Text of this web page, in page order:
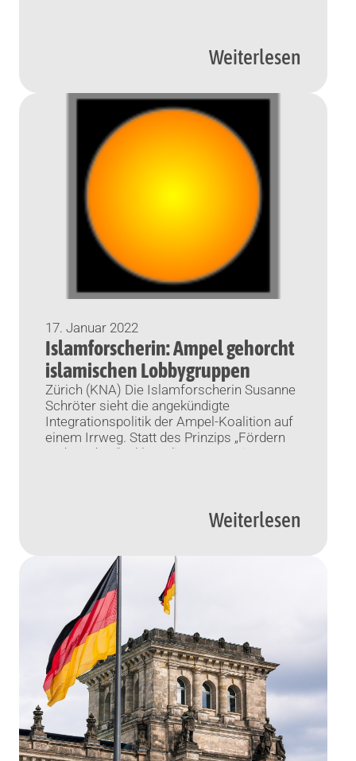
Gefahr des Islamismus. „Die Instabilität
Weiterlesen
17. Januar 2022
Islamforscherin: Ampel gehorcht
islamischen Lobbygruppen
Zürich (KNA) Die Islamforscherin Susanne
Schröter sieht die angekündigte
Integrationspolitik der Ampel-Koalition auf
einem Irrweg. Statt des Prinzips „Fördern
und Fordern“ erkläre die neue Regierung
Zürcher Zeitung“ (Donnerstag). „DasWeiterlesen